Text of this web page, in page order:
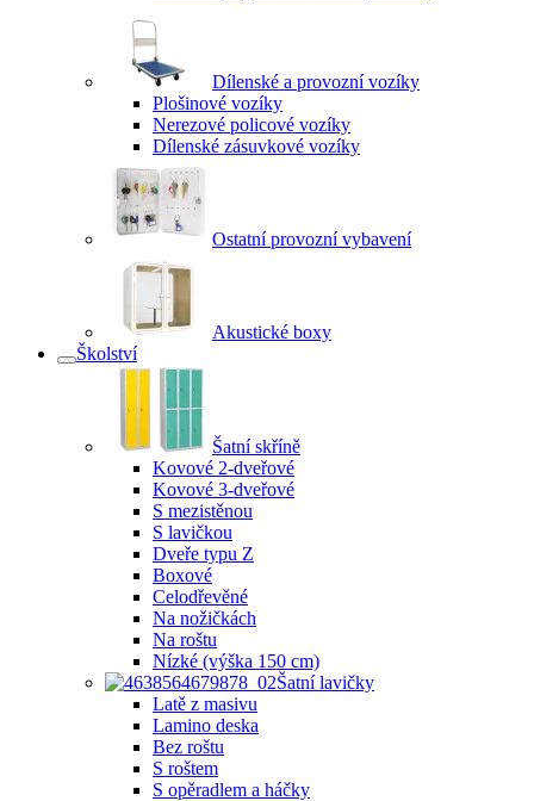
Dílenské a provozní vozíky
Plošinové vozíky
Nerezové policové vozíky
Dílenské zásuvkové vozíky
Ostatní provozní vybavení
Akustické boxy
Školství
Šatní skříně
Kovové 2-dveřové
Kovové 3-dveřové
S mezistěnou
S lavičkou
Dveře typu Z
Boxové
Celodřevěné
Na nožičkách
Na roštu
Nízké (výška 150 cm)
Šatní lavičky
Latě z masivu
Lamino deska
Bez roštu
S roštem
S opěradlem a háčky